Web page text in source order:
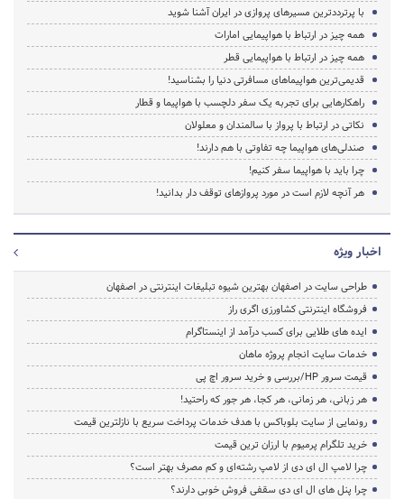
با پرترددترین مسیرهای پروازی در ایران آشنا شوید
همه چیز در ارتباط با هواپیمایی امارات
همه چیز در ارتباط با هواپیمایی قطر
قدیمی‌ترین هواپیماهای مسافرتی دنیا را بشناسید!
راهکارهایی برای تجربه یک سفر دلچسب با هواپیما و قطار
نکاتی در ارتباط با پرواز با سالمندان و معلولان
صندلی‌های هواپیما چه تفاوتی با هم دارند!
چرا باید با هواپیما سفر کنیم!
هر آنچه لازم است در مورد پروازهای توقف دار بدانید!
اخبار ویژه
طراحی سایت در اصفهان بهترین شیوه تبلیغات اینترنتی در اصفهان
فروشگاه اینترنتی کشاورزی اگری راز
ایده های طلایی برای کسب درآمد از اینستاگرام
خدمات سایت انجام پروژه ماهان
قیمت سرور HP/بررسی و خرید سرور اچ پی
هر زبانی، هر زمانی، هر کجا، هر جور که راحتید!
رونمایی از سایت بلوباکس با هدف خدمات پرداخت سریع با نازلترین قیمت
خرید تلگرام پرمیوم با ارزان ترین قیمت
چرا لامپ ال ای دی از لامپ رشته‌ای و کم مصرف بهتر است؟
چرا پنل های ال ای دی سقفی فروش خوبی دارند؟